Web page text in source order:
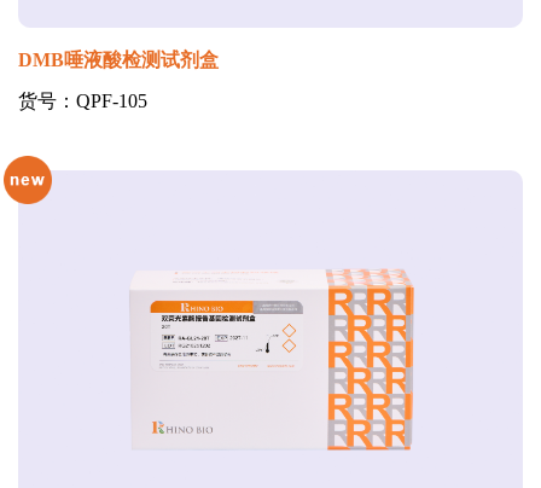
DMB唾液酸检测试剂盒
货号：QPF-105